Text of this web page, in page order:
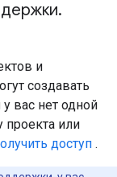
.
и
создавать
вас нет одной
проекта или
доступ .